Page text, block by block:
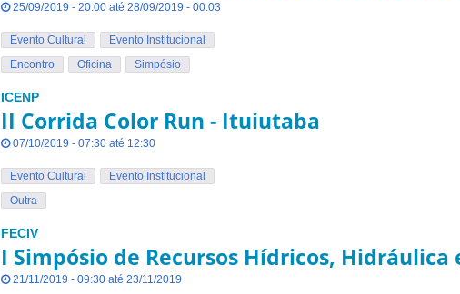
25/09/2019 - 20:00 até 28/09/2019 - 00:03
Evento Cultural
Evento Institucional
Encontro
Oficina Simpósio
ICENP
II Corrida Color Run - Ituiutaba
07/10/2019 - 07:30 até 12:30
Evento Cultural
Evento Institucional
Outra
FECIV
I Simpósio de Recursos Hídricos, Hidráulica
21/11/2019 - 09:30 até 23/11/2019